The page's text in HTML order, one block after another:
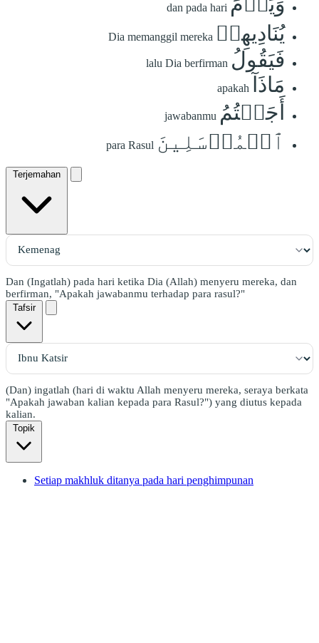
dan pada hari
يُنَادِيهِمۡ Dia memanggil mereka
فَيَقُولُ lalu Dia berfirman
مَاذَآ apakah
أَجَبۡتُمُ jawabanmu
ٱلۡمُرۡسَلِينَ para Rasul
Terjemahan
Dan (Ingatlah) pada hari ketika Dia (Allah) menyeru mereka, dan
berfirman, "Apakah jawabanmu terhadap para rasul?"
Tafsir
(Dan) ingatlah (hari di waktu Allah menyeru mereka, seraya berkata
"Apakah jawaban kalian kepada para Rasul?") yang diutus kepada
kalian.
Topik
Setiap makhluk ditanya pada hari penghimpunan